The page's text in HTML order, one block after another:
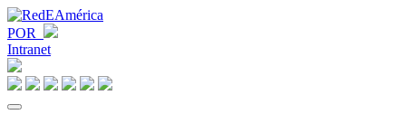
POR
Intranet